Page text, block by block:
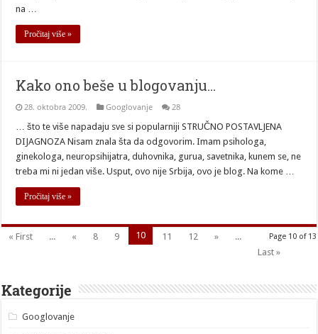
na …
Pročitaj više »
Kako ono beše u blogovanju…
28. oktobra 2009. Googlovanje
28
… što te više napadaju sve si popularniji STRUČNO POSTAVLJENA
DIJAGNOZA Nisam znala šta da odgovorim. Imam psihologa,
ginekologa, neuropsihijatra, duhovnika, gurua, savetnika, kunem se, ne
treba mi ni jedan više. Usput, ovo nije Srbija, ovo je blog. Na kome …
Pročitaj više »
Page 10 of 13
« First ... « 8 9 10 11 12 »
...
Last »
Kategorije
Googlovanje